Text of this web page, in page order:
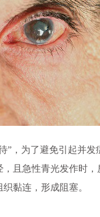
为了避免引起并发
且急性青光发作时
黏连，形成阻塞。